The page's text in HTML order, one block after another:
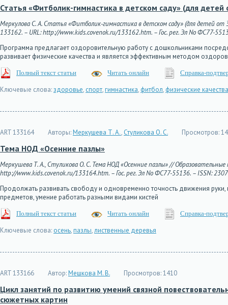
Статья «Фитболик-гимнастика в детском саду» (для детей
Меркулова С. А. Статья «Фитболик-гимнастика в детском саду» (для детей
133162. – URL: http://www.kids.covenok.ru/133162.htm. – Гос. рег. Эл No ФС77-
Программа предлагает оздоровительную работу с дошкольниками
развивает физические качества и является эффективным методом
Полный текст статьи Читать онлайн Справка-
Ключевые слова:здоровье, спорт,гимнастика, фитбол, физические качества
ART 133164 Авторы:Меркушева Т. А., Стуликова О. С. Просмотров:
Тема НОД «Осенние пазлы»
Меркушева Т. А., Стуликова О. С. Тема НОД «Осенние пазлы» //
http://www.kids.covenok.ru/133164.htm. – Гос. рег. Эл No ФС77-55136. – ISSN:
Продолжать развивать свободу и одновременно точность движения руки,
предметов, умение работать разными видами кистей
Полный текст статьи Читать онлайн Справка-
Ключевые слова: осень,пазлы,лиственные деревья
ART 133166 Автор:Мешкова М. В. Просмотров:1410
Цикл занятий по развитию умений связной
сюжетных картин